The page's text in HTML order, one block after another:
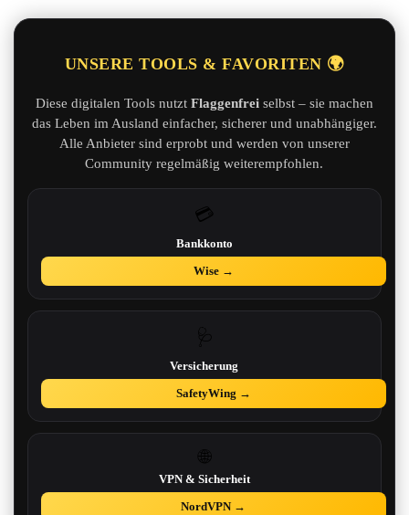
UNSERE TOOLS & FAVORITEN 🌍
Diese digitalen Tools nutzt Flaggenfreiselbst – sie machen
das Leben im Ausland einfacher, sicherer und unabhängiger.
Alle Anbieter sind erprobt und werden von unserer
Community regelmäßig weiterempfohlen.
💳
Bankkonto
Wise →
🩺
Versicherung
SafetyWing →
🌐
VPN & Sicherheit
NordVPN →